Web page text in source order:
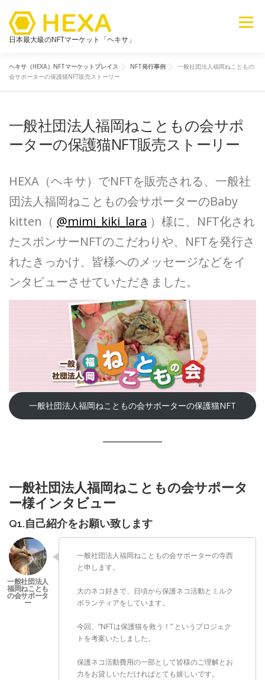
日本最大級のNFTマーケット「ヘキサ」
メニュー
NFTカテゴリ メタバース
新着 探す 販売
ヘキサ（HEXA）NFTマーケットプレイス NFT発行事例
一般社団法人福岡ねこともの
会サポーターの保護猫NFT販売ストーリー
一般社団法人福岡ねこともの会サポ
ーターの保護猫NFT販売ストーリー
HEXA（ヘキサ）でNFTを販売される、一般社
団法人福岡ねこともの会サポーターのBaby
kitten（ @mimi_kiki_lara ）様に、NFT化され
たスポンサーNFTのこだわりや、NFTを発行さ
れたきっかけ、皆様へのメッセージなどをイ
ンタビューさせていただきました。
一般社団法人福岡ねこともの会サポーターの保護猫NFT
一般社団法人福岡ねこともの会サポータ
ー様インタビュー
Q1.自己紹介をお願い致します
一般社団法人福岡ねこともの会サポーターの寺西
と申します。
大のネコ好きで、日頃から保護ネコ活動とミルク
ボランティアをしています。
今回、“NFTは保護猫を救う！” というプロジェク
トを考案いたしました。
保護ネコ活動費用の一部として皆様のご理解とお
力をお貸しいただければとても嬉しいです。